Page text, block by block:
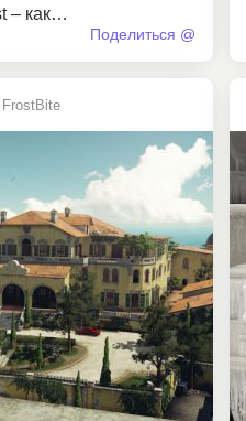
– как…
Поделиться @
FrostBite